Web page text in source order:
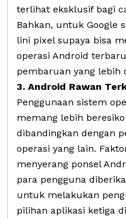
terlihat eksklusif bagi
Bahkan, untuk Google
lini pixel supaya bisa
operasi Android
pembaruan yang lebih
3. Android Rawan
Penggunaan sistem
memang lebih
dibandingkan dengan
operasi yang lain.
menyerang ponsel
para pengguna
untuk melakukan
pilihan aplikasi ketiga